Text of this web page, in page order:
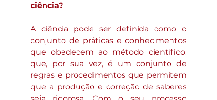
ciência?
A ciência pode ser definida como o
conjunto de práticas e conhecimentos
que obedecem ao método científico,
que, por sua vez, é um conjunto de
regras e procedimentos que permitem
que a produção e correção de saberes